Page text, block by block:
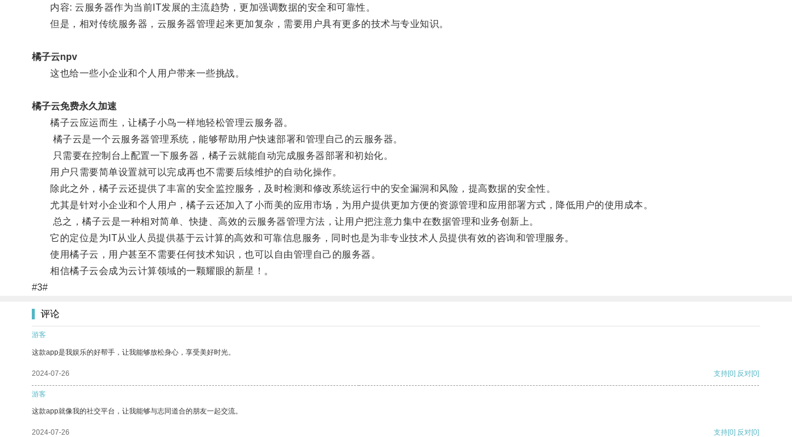
内容: 云服务器作为当前IT发展的主流趋势，更加强调数据的安全和可靠性。
但是，相对传统服务器，云服务器管理起来更加复杂，需要用户具有更多的技术与专业知识。
橘子云npv
这也给一些小企业和个人用户带来一些挑战。
橘子云免费永久加速
橘子云应运而生，让橘子小鸟一样地轻松管理云服务器。
橘子云是一个云服务器管理系统，能够帮助用户快速部署和管理自己的云服务器。
只需要在控制台上配置一下服务器，橘子云就能自动完成服务器部署和初始化。
用户只需要简单设置就可以完成再也不需要后续维护的自动化操作。
除此之外，橘子云还提供了丰富的安全监控服务，及时检测和修改系统运行中的安全漏洞和风险，提高数据的安全性。
尤其是针对小企业和个人用户，橘子云还加入了小而美的应用市场，为用户提供更加方便的资源管理和应用部署方式，降低用户的使用成本。
总之，橘子云是一种相对简单、快捷、高效的云服务器管理方法，让用户把注意力集中在数据管理和业务创新上。
它的定位是为IT从业人员提供基于云计算的高效和可靠信息服务，同时也是为非专业技术人员提供有效的咨询和管理服务。
使用橘子云，用户甚至不需要任何技术知识，也可以自由管理自己的服务器。
相信橘子云会成为云计算领域的一颗耀眼的新星！。
#3#
评论
游客
这款app是我娱乐的好帮手，让我能够放松身心，享受美好时光。
2024-07-26 支持[0] 反对[0]
游客
这款app就像我的社交平台，让我能够与志同道合的朋友一起交流。
2024-07-26 支持[0] 反对[0]